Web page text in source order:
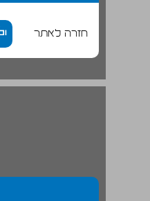
חזרה לאתר